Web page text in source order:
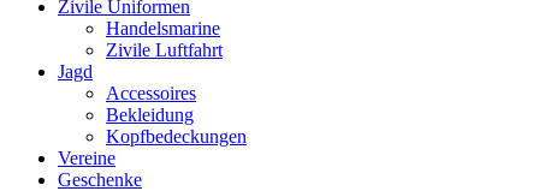
Zivile Uniformen
Handelsmarine
Zivile Luftfahrt
Jagd
Accessoires
Bekleidung
Kopfbedeckungen
Vereine
Geschenke